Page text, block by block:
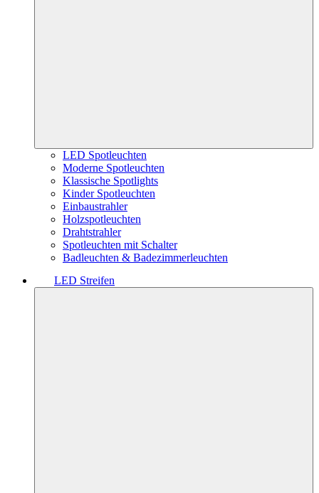
LED Spotleuchten
Moderne Spotleuchten
Klassische Spotlights
Kinder Spotleuchten
Einbaustrahler
Holzspotleuchten
Drahtstrahler
Spotleuchten mit Schalter
Badleuchten & Badezimmerleuchten
LED Streifen